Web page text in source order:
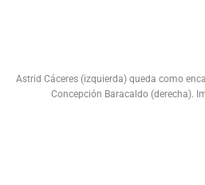
Astrid Cáceres (izquierda) queda como
Concepción Baracaldo (derecha).